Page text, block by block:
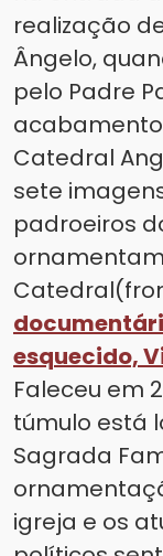
realização
Ângelo,
pelo Padre
Catedral
sete
padroeiros
esquecido,
Faleceu em
túmulo está
Sagrada
igreja e os